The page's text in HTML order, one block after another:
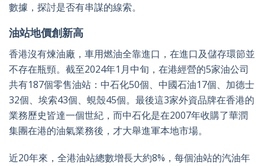
數據，探討是否有串謀的線索。
油站地價創新高
香港沒有煉油廠，車用燃油全靠進口，在進口及儲存環節並
不存在瓶頸。截至2024年1月中旬，在港經營的5家油公司
共有187個零售油站：中石化50個、中國石油17個、加德士
32個、埃索43個、蜆殼45個。最後這3家外資品牌在香港的
業務歷史皆達一個世紀，而中石化是在2007年收購了華潤
集團在港的油氣業務後，才大舉進軍本地市場。
近20年來，全港油站總數增長大約8%，每個油站的汽油年